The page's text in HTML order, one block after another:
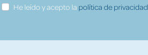
He leído y acepto la política de privacidad